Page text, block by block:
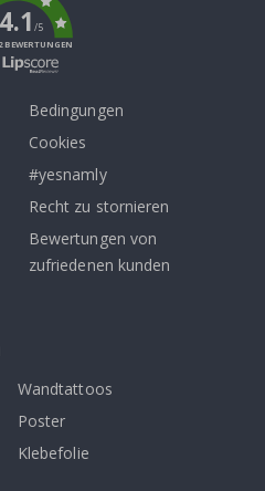
4.1/5
BEWERTUNGEN
Bedingungen
Cookies
#yesnamly
Recht zu stornieren
Bewertungen von
zufriedenen kunden
Wandtattoos
Poster
Klebefolie